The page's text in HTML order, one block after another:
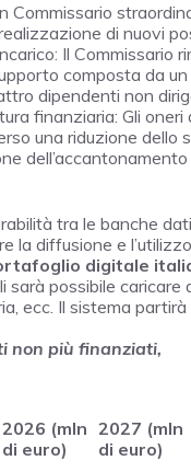
Commissario
di nuovi
Il Commissario
composta da un
dipendenti non
finanziaria: Gli oneri
una riduzione dello
tra le banche
la diffusione e
digitale
possibile
ecc. Il sistema partirà
non più finanziati,
2026 (mln
di euro)
2027 (mln
di euro)